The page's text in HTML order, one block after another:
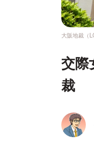
大阪地裁（
交際
裁